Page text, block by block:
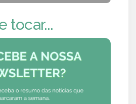
tocar...